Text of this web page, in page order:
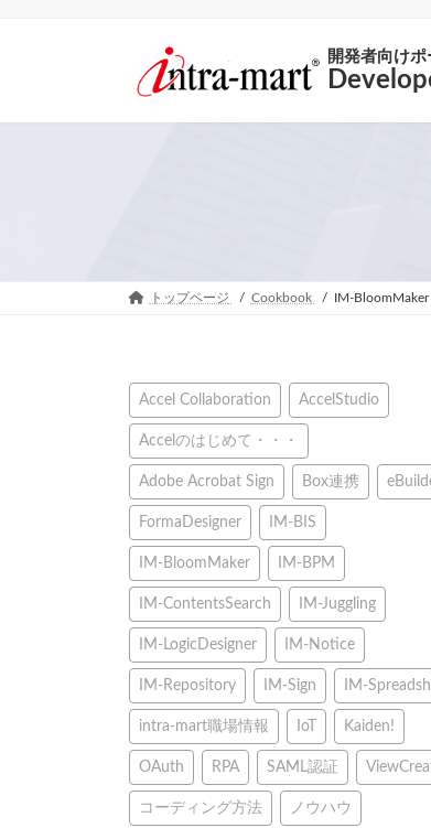
開発者向けポ
トップページ Cookbook IM-
Accel Collaboration AccelStudio
Accelのはじめて・・・
Adobe Acrobat Sign Box連携
FormaDesigner IM-BIS
IM-BloomMaker IM-BPM
IM-ContentsSearch IM-Juggling
IM-LogicDesigner IM-Notice
IM-Repository IM-Sign IM-
intra-mart職場情報 IoT Kaiden!
OAuth RPA SAML認証
コーディング方法 ノウハウ